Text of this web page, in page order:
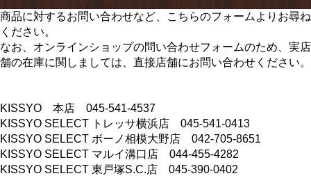
商品に対するお問い合わせなど、こちらのフォームよりお尋ね
ください。
なお、オンラインショップの問い合わせフォームのため、実店
舗の在庫に関しましては、直接店舗にお問い合わせください。
KISSYO 本店 045-541-4537
KISSYO SELECT トレッサ横浜店 045-541-0413
KISSYO SELECT ボーノ相模大野店 042-705-8651
KISSYO SELECT マルイ溝口店 044-455-4282
KISSYO SELECT 東戸塚S.C.店 045-390-0402